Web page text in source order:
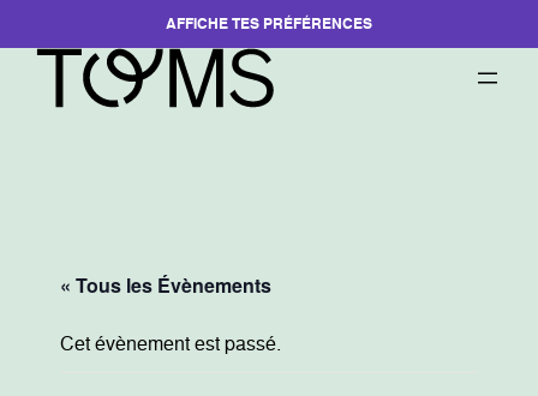
AFFICHE TES PRÉFÉRENCES
« Tous les Évènements
Cet évènement est passé.